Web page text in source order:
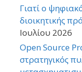
Γιατί ο
διοικητικής
Ιουλίου 2026
Open Source
στρατηγικός